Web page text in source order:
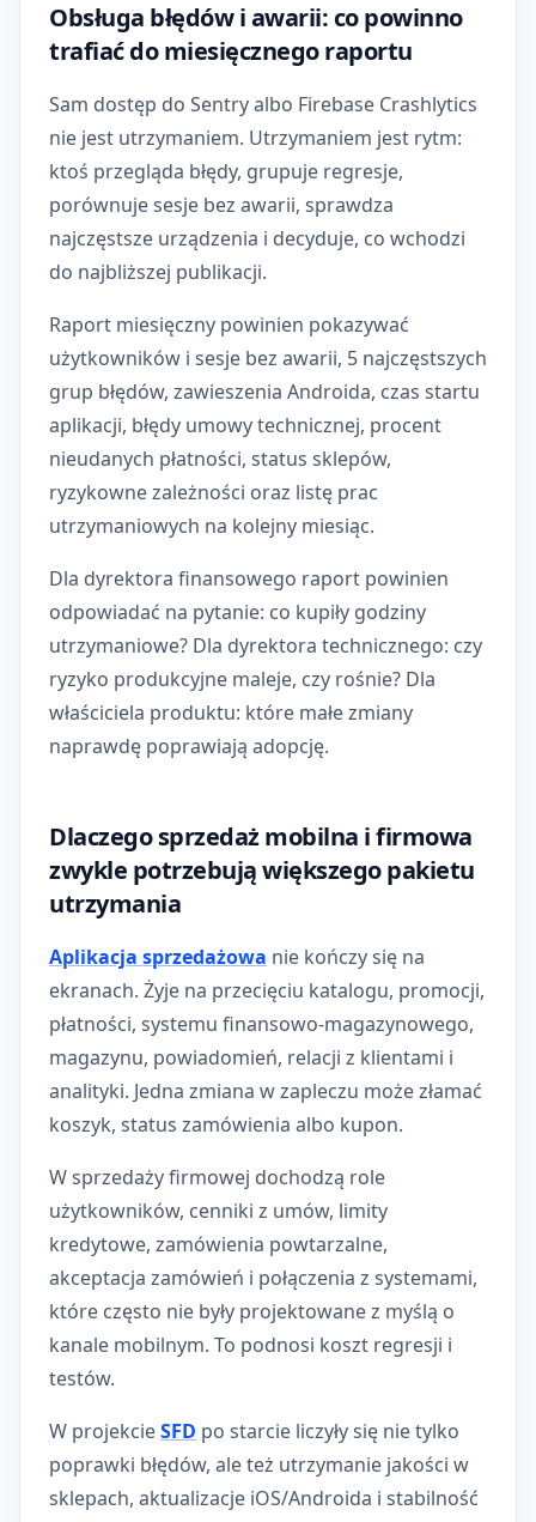
Obsługa błędów i awarii: co powinno
trafiać do miesięcznego raportu
Sam dostęp do Sentry albo Firebase Crashlytics
nie jest utrzymaniem. Utrzymaniem jest rytm:
ktoś przegląda błędy, grupuje regresje,
porównuje sesje bez awarii, sprawdza
najczęstsze urządzenia i decyduje, co wchodzi
do najbliższej publikacji.
Raport miesięczny powinien pokazywać
użytkowników i sesje bez awarii, 5 najczęstszych
grup błędów, zawieszenia Androida, czas startu
aplikacji, błędy umowy technicznej, procent
nieudanych płatności, status sklepów,
ryzykowne zależności oraz listę prac
utrzymaniowych na kolejny miesiąc.
Dla dyrektora finansowego raport powinien
odpowiadać na pytanie: co kupiły godziny
utrzymaniowe? Dla dyrektora technicznego: czy
ryzyko produkcyjne maleje, czy rośnie? Dla
właściciela produktu: które małe zmiany
naprawdę poprawiają adopcję.
Dlaczego sprzedaż mobilna i firmowa
zwykle potrzebują większego pakietu
utrzymania
Aplikacja sprzedażowa nie kończy się na
ekranach. Żyje na przecięciu katalogu, promocji,
płatności, systemu finansowo-magazynowego,
magazynu, powiadomień, relacji z klientami i
analityki. Jedna zmiana w zapleczu może złamać
koszyk, status zamówienia albo kupon.
W sprzedaży firmowej dochodzą role
użytkowników, cenniki z umów, limity
kredytowe, zamówienia powtarzalne,
akceptacja zamówień i połączenia z systemami,
które często nie były projektowane z myślą o
kanale mobilnym. To podnosi koszt regresji i
testów.
W projekcieSFD po starcie liczyły się nie tylko
poprawki błędów, ale też utrzymanie jakości w
sklepach, aktualizacje iOS/Androida i stabilność